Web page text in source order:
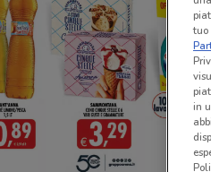
tuo
in